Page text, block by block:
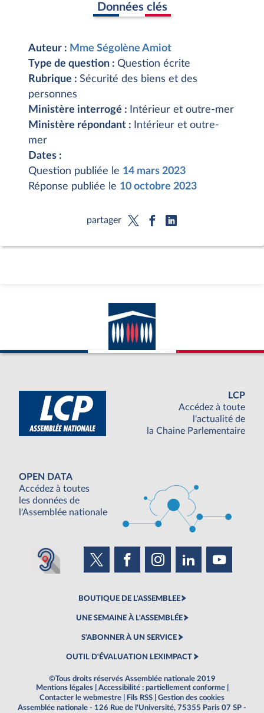
Données clés
Auteur : Mme Ségolène Amiot
Type de question : Question écrite
Rubrique : Sécurité des biens et des
personnes
Ministère interrogé :
Intérieur et outre-mer
Ministère répondant :
Intérieur et outre-
mer
Dates :
Question publiée le 14 mars 2023
Réponse publiée le 10 octobre 2023
partager
LCP
Accédez à toute
l'actualité de
la Chaine Parlementaire
OPEN DATA
Accédez à toutes
les données de
l'Assemblée nationale
BOUTIQUE DE L'ASSEMBLEE
UNE SEMAINE À L'ASSEMBLÉE
S'ABONNER À UN SERVICE
OUTIL D'ÉVALUATION LEXIMPACT
©Tous droits réservés Assemblée nationale 2019
Mentions légales
Accessibilité : partiellement conforme
Contacter le webmestre
Fils RSS
Gestion des cookies
Assemblée nationale - 126 Rue de l'Université, 75355 Paris 07 SP -